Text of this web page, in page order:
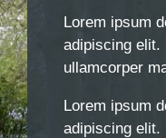
Lorem ipsum
adipiscing elit.
ullamcorper
Lorem ipsum
adipiscing elit.